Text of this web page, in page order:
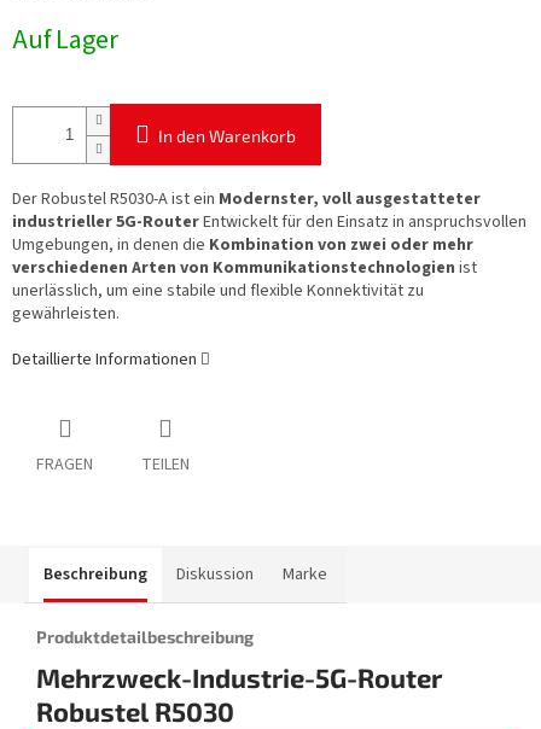
Auf Lager
In den Warenkorb
Der Robustel R5030-A ist ein Modernster, voll ausgestatteter
industrieller 5G-RouterEntwickelt für den Einsatz in anspruchsvollen
Umgebungen, in denen die Kombination von zwei oder mehr
verschiedenen Arten von Kommunikationstechnologien ist
unerlässlich, um eine stabile und flexible Konnektivität zu
gewährleisten.
Detaillierte Informationen
FRAGEN TEILEN
Beschreibung Diskussion Marke
Produktdetailbeschreibung
Mehrzweck-Industrie-5G-Router
Robustel R5030